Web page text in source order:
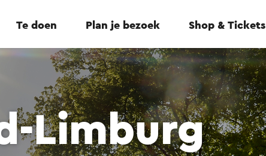
Te doen Plan je bezoek Shop & Tickets
Limburg